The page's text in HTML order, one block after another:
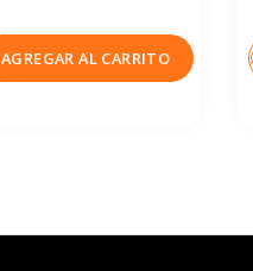
AGREGAR AL CARRITO